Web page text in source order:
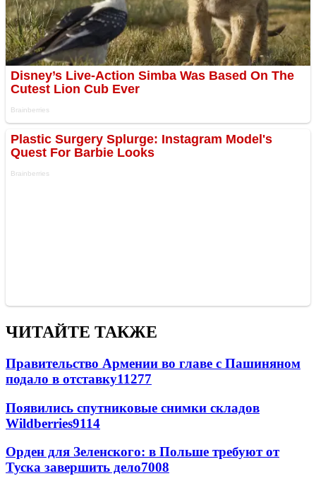
ЧИТАЙТЕ ТАКЖЕ
Правительство Армении во главе с Пашиняном
подало в отставку11277
Появились спутниковые снимки складов
Wildberries9114
Орден для Зеленского: в Польше требуют от
Туска завершить дело7008